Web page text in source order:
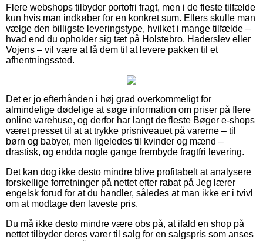
Flere webshops tilbyder portofri fragt, men i de fleste tilfælde
kun hvis man indkøber for en konkret sum. Ellers skulle man
vælge den billigste leveringstype, hvilket i mange tilfælde –
hvad end du opholder sig tæt på Holstebro, Haderslev eller
Vojens – vil være at få dem til at levere pakken til et
afhentningssted.
Det er jo efterhånden i høj grad overkommeligt for
almindelige dødelige at søge information om priser på flere
online varehuse, og derfor har langt de fleste Bøger e-shops
været presset til at at trykke prisniveauet på varerne – til
børn og babyer, men ligeledes til kvinder og mænd –
drastisk, og endda nogle gange frembyde fragtfri levering.
Det kan dog ikke desto mindre blive profitabelt at analysere
forskellige forretninger på nettet efter rabat på Jeg lærer
engelsk forud for at du handler, således at man ikke er i tvivl
om at modtage den laveste pris.
Du må ikke desto mindre være obs på, at ifald en shop på
nettet tilbyder deres varer til salg for en salgspris som anses